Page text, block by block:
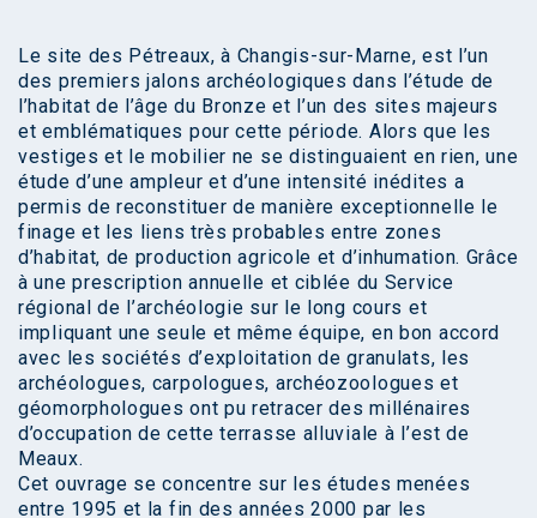
Le site des Pétreaux, à Changis-sur-Marne, est l’un
des premiers jalons archéologiques dans l’étude de
l’habitat de l’âge du Bronze et l’un des sites majeurs
et emblématiques pour cette période. Alors que les
vestiges et le mobilier ne se distinguaient en rien, une
étude d’une ampleur et d’une intensité inédites a
permis de reconstituer de manière exceptionnelle le
finage et les liens très probables entre zones
d’habitat, de production agricole et d’inhumation. Grâce
à une prescription annuelle et ciblée du Service
régional de l’archéologie sur le long cours et
impliquant une seule et même équipe, en bon accord
avec les sociétés d’exploitation de granulats, les
archéologues, carpologues, archéozoologues et
géomorphologues ont pu retracer des millénaires
d’occupation de cette terrasse alluviale à l’est de
Meaux.
Cet ouvrage se concentre sur les études menées
entre 1995 et la fin des années 2000 par les